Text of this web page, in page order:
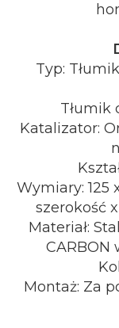
Typ:
Tłumik
Katalizator:
Wymiary: 125
szerokość
Materiał:
CARBON
Montaż: Za